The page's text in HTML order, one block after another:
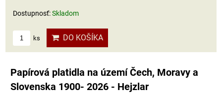
Dostupnosť:Skladom
ks DO KOŠÍKA
Papírová platidla na území Čech, Moravy a
Slovenska 1900- 2026 - Hejzlar